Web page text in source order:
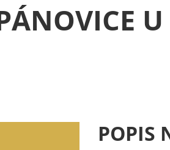
POPIS